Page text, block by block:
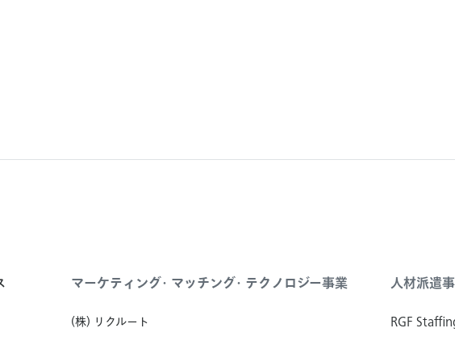
マーケティング・マッチング・テクノロジー事業
(株) リクルート
人材派遣
RGF